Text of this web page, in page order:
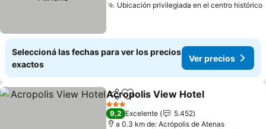
Ubicación privilegiada en el centro histórico
Seleccioná las fechas para ver los precios
exactos
Ver precios
CompartirAñadir a favoritos
Acropolis View Hotel
3 Estrellas
9,2 Excelente
5.452
a 0.3 km de: Acrópolis de Atenas